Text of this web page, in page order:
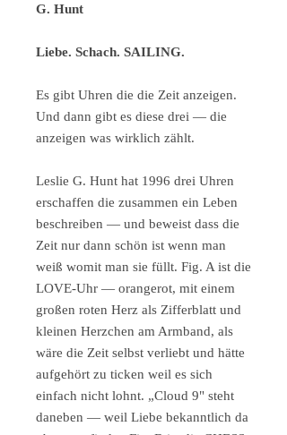
G. Hunt
Liebe. Schach. SAILING.
Es gibt Uhren die die Zeit anzeigen.
Und dann gibt es diese drei — die
anzeigen was wirklich zählt.
Leslie G. Hunt hat 1996 drei Uhren
erschaffen die zusammen ein Leben
beschreiben — und beweist dass die
Zeit nur dann schön ist wenn man
weiß womit man sie füllt. Fig. A ist die
LOVE-Uhr — orangerot, mit einem
großen roten Herz als Zifferblatt und
kleinen Herzchen am Armband, als
wäre die Zeit selbst verliebt und hätte
aufgehört zu ticken weil es sich
einfach nicht lohnt. „Cloud 9" steht
daneben — weil Liebe bekanntlich da